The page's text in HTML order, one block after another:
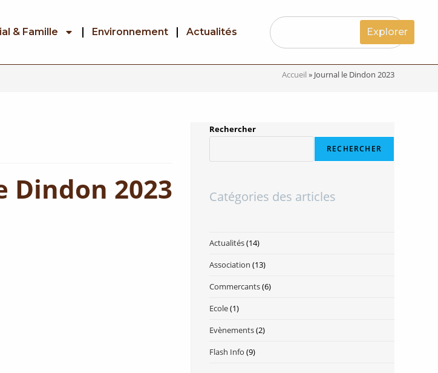
& Famille Environnement Actualités Explorer
Accueil » Journal le Dindon 2023
Dindon 2023
Rechercher
RECHERCHER
Catégories des articles
Actualités(14)
Association (13)
Commercants(6)
Ecole(1)
Evènements(2)
Flash Info (9)